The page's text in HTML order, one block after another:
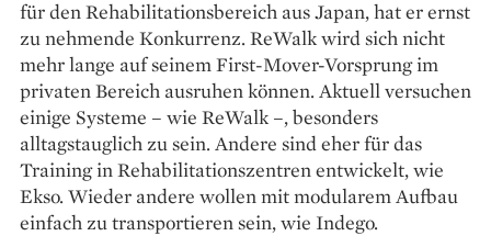
für den Rehabilitationsbereich aus Japan, hat er ernst
zu nehmende Konkurrenz. ReWalk wird sich nicht
mehr lange auf seinem First-Mover-Vorsprung im
privaten Bereich aus­ruhen können. Aktuell versuchen
einige Systeme – wie ReWalk –, besonders
alltagstauglich zu sein. Andere sind eher für das
Training in Rehabilitationszentren entwickelt, wie
Ekso. Wieder andere wollen mit modularem Aufbau
einfach zu transportieren sein, wie Indego.